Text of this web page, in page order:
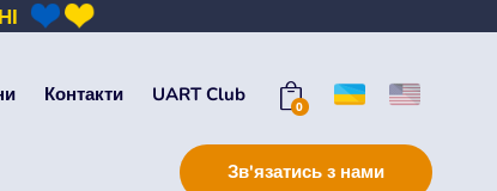
Контакти UART Club
0
Зв'язатись з нами